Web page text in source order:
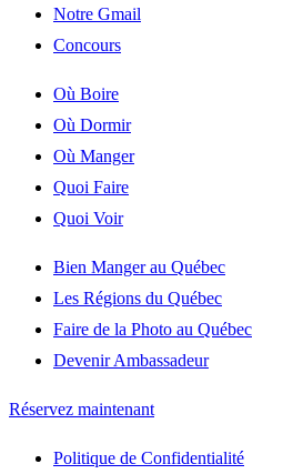
Notre Gmail
Concours
Où Boire
Où Dormir
Où Manger
Quoi Faire
Quoi Voir
Bien Manger au Québec
Les Régions du Québec
Faire de la Photo au Québec
Devenir Ambassadeur
Réservez maintenant
Politique de Confidentialité